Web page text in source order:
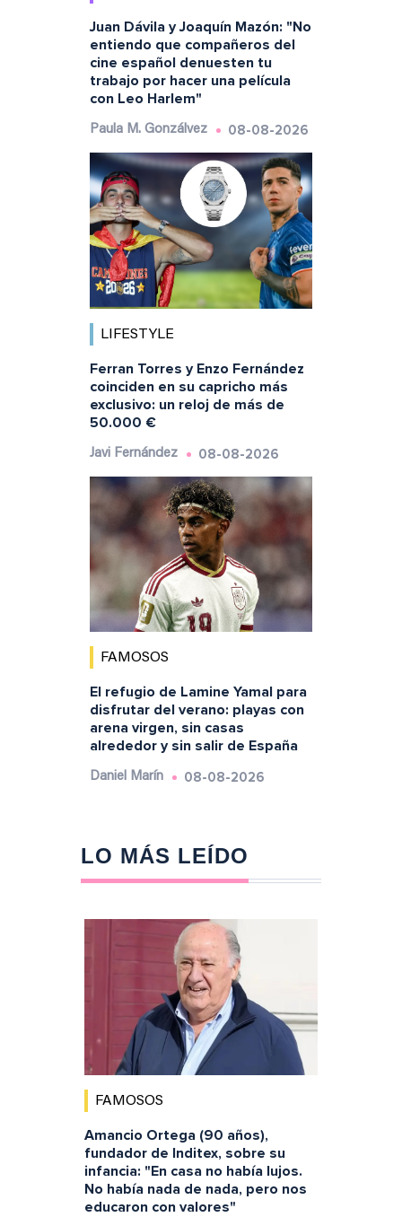
Juan Dávila y Joaquín Mazón: "No
entiendo que compañeros del
cine español denuesten tu
trabajo por hacer una película
con Leo Harlem"
Paula M. Gonzálvez 08-08-2026
LIFESTYLE
Ferran Torres y Enzo Fernández
coinciden en su capricho más
exclusivo: un reloj de más de
50.000 €
Javi Fernández 08-08-2026
FAMOSOS
El refugio de Lamine Yamal para
disfrutar del verano: playas con
arena virgen, sin casas
alrededor y sin salir de España
Daniel Marín 08-08-2026
LO MÁS LEÍDO
FAMOSOS
Amancio Ortega (90 años),
fundador de Inditex, sobre su
infancia: "En casa no había lujos.
No había nada de nada, pero nos
educaron con valores"